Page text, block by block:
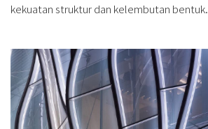
kekuatan struktur dan kelembutan bentuk.